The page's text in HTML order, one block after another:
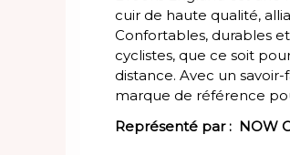
cuir de haute qualité,
Confortables, durables
cyclistes, que ce soit
distance. Avec un
marque de référence
Représenté par : NOW